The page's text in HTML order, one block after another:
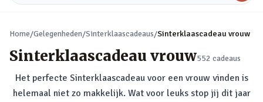
Home/Gelegenheden/Sinterklaascadeaus/Sinterklaascadeau vrouw
Sinterklaascadeau vrouw552 cadeaus
Het perfecte Sinterklaascadeau voor een vrouw vinden is
helemaal niet zo makkelijk. Wat voor leuks stop jij dit jaar